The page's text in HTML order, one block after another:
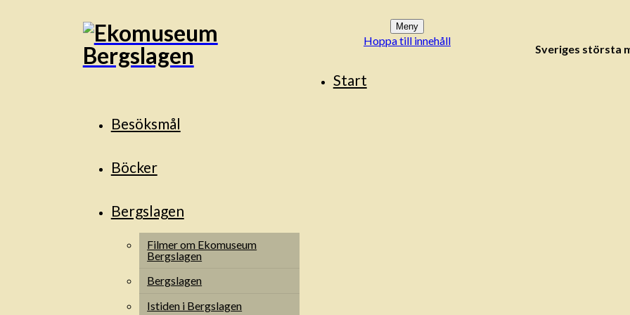
Sveriges största
Meny
Hoppa till innehåll
Start
Besöksmål
Böcker
Bergslagen
Filmer om Ekomuseum
Bergslagen
Bergslagen
Istiden i Bergslagen